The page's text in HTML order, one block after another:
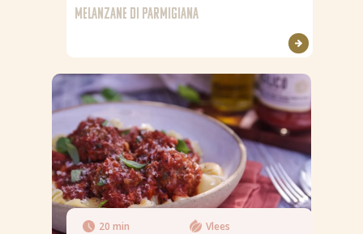
MELANZANE DI PARMIGIANA
20 min
Vlees